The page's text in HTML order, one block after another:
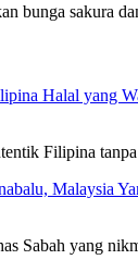
bunga sakura
Halal yang
Filipina
Malaysia
Sabah yang